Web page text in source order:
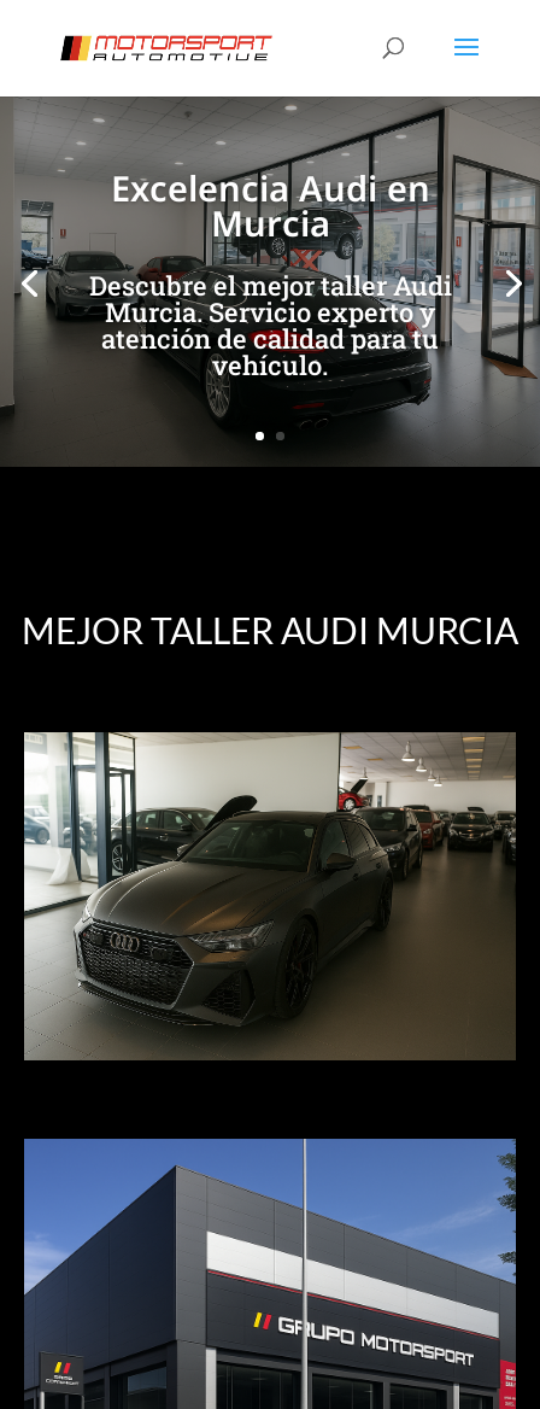
Excelencia Audi en
Murcia
Descubre el mejor taller Audi
Murcia. Servicio experto y
atención de calidad para tu
vehículo.
[/et_pb_slide] [/et_pb_slide]
MEJOR TALLER AUDI MURCIA